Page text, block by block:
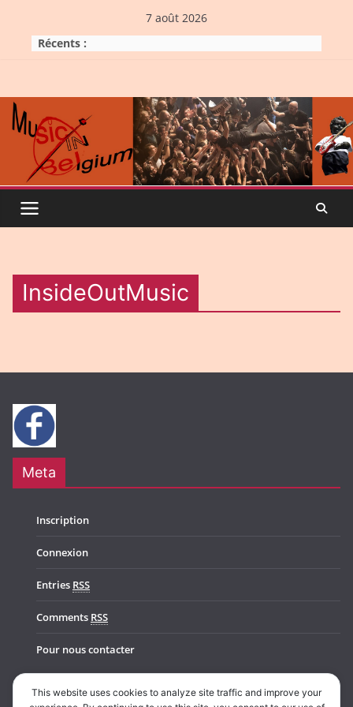
content
7 août 2026
Récents :
InsideOutMusic
Meta
Inscription
Connexion
Entries RSS
Comments RSS
Pour nous contacter
This website uses cookies to analyze site traffic and improve your